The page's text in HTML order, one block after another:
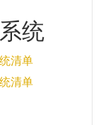
统
清单
清单